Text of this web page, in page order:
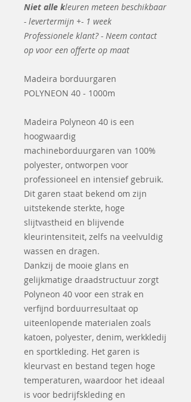
Niet alle kleuren meteen beschikbaar
- levertermijn +- 1 week
Professionele klant? - Neem contact
op voor een offerte op maat
Madeira borduurgaren
POLYNEON 40 - 1000m
Madeira Polyneon 40 is een
hoogwaardig
machineborduurgaren van 100%
polyester, ontworpen voor
professioneel en intensief gebruik.
Dit garen staat bekend om zijn
uitstekende sterkte, hoge
slijtvastheid en blijvende
kleurintensiteit, zelfs na veelvuldig
wassen en dragen.
Dankzij de mooie glans en
gelijkmatige draadstructuur zorgt
Polyneon 40 voor een strak en
verfijnd borduurresultaat op
uiteenlopende materialen zoals
katoen, polyester, denim, werkkledij
en sportkleding. Het garen is
kleurvast en bestand tegen hoge
temperaturen, waardoor het ideaal
is voor bedrijfskleding en